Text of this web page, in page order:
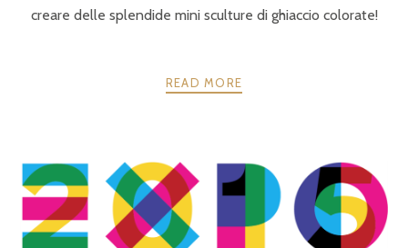
creare delle splendide mini sculture di ghiaccio colorate!
READ MORE